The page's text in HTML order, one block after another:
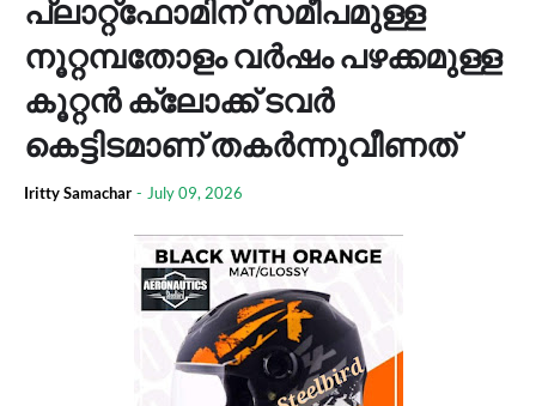
പ്ലാറ്റ്ഫോമിന് സമീപമുള്ള
നൂറ്റമ്പതോളം വര്‍ഷം പഴക്കമുള്ള
കൂറ്റന്‍ ക്ലോക്ക് ടവര്‍
കെട്ടിടമാണ് തകര്‍ന്നുവീണത്
Iritty Samachar - July 09, 2026